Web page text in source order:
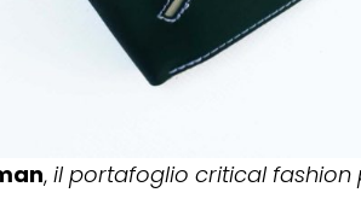
, il portafoglio critical